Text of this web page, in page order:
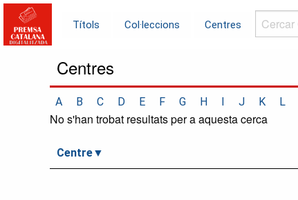
Títols Col·leccions Centres
Cercar
Centres...
Centres
A B C D E F G H I J K L
No s'han trobat resultats per a aquesta cerca
Centre